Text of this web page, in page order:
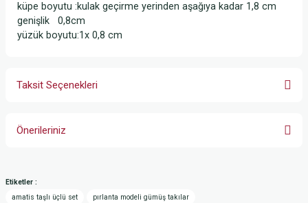
küpe boyutu :kulak geçirme yerinden aşağıya kadar 1,8 cm
genişlik 0,8cm
yüzük boyutu:1x 0,8 cm
Taksit Seçenekleri
Önerileriniz
yetersiz gördüğünüz noktaları öneri formunu kullanarak tarafımıza
iletebilirsiniz.
Etiketler :
amatis taşlı üçlü set
pırlanta modeli gümüş takılar